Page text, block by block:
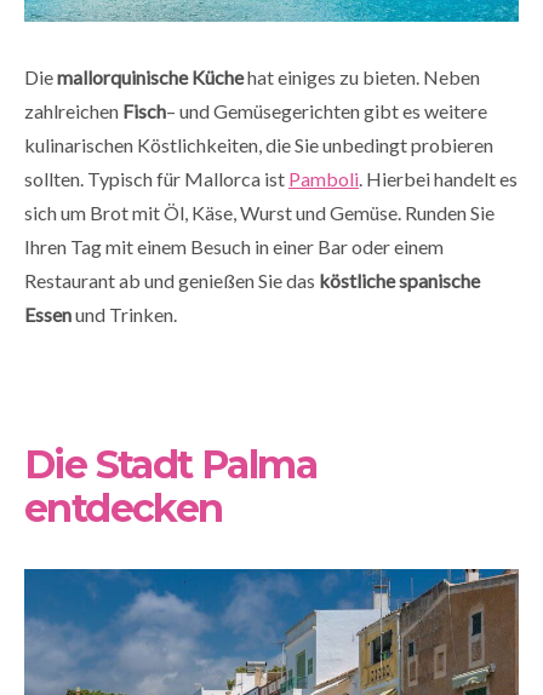
Diemallorquinische Küchehat einiges zu bieten. Neben
zahlreichen Fisch– und Gemüsegerichten gibt es weitere
kulinarischen Köstlichkeiten, die Sie unbedingt probieren
sollten. Typisch für Mallorca ist Pamboli. Hierbei handelt es
sich um Brot mit Öl, Käse, Wurst und Gemüse. Runden Sie
Ihren Tag mit einem Besuch in einer Bar oder einem
Restaurant ab und genießen Sie das köstliche spanische
Essenund Trinken.
Die Stadt Palma
entdecken